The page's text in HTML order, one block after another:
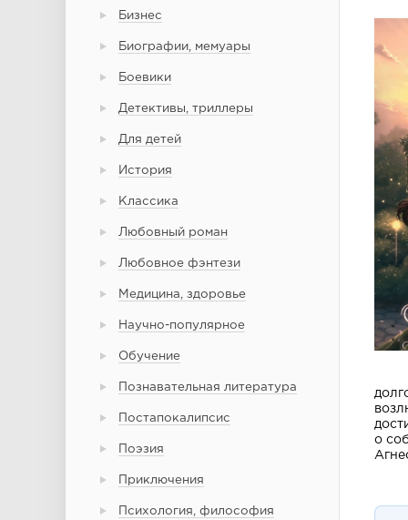
Бизнес
Биографии, мемуары
Боевики
Детективы, триллеры
Для детей
История
Классика
Любовный роман
Любовное фэнтези
Медицина, здоровье
Научно-популярное
Обучение
Познавательная литература
Постапокалипсис
Поэзия
Приключения
Психология, философия
о